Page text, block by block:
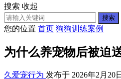
搜索 收起
搜索
您的位置 首页 狗狗训练案例
为什么养宠物后被迫
久爱宠行为 发布于 2026年2月20日